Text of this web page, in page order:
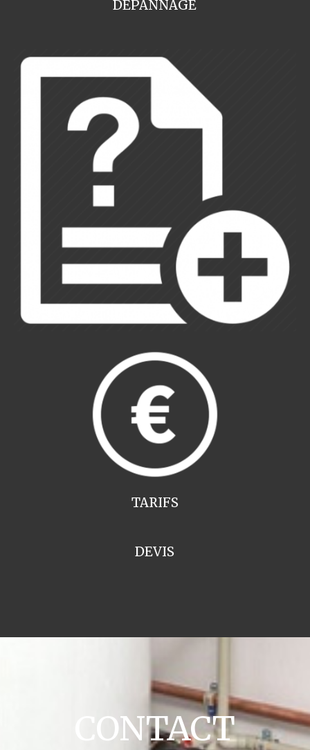
DEPANNAGE
TARIFS
DEVIS
CONTACT